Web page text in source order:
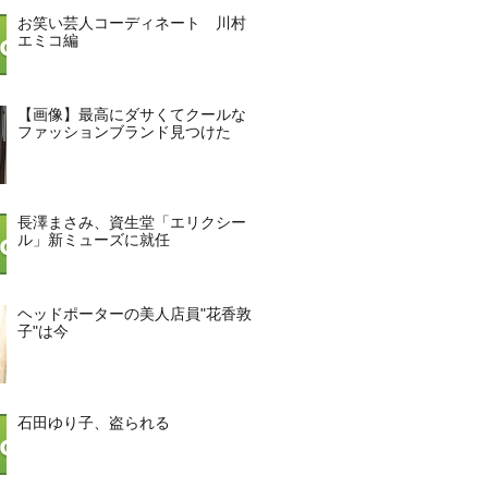
お笑い芸人コーディネート 川村
エミコ編
【画像】最高にダサくてクールな
ファッションブランド見つけた
長澤まさみ、資生堂「エリクシー
ル」新ミューズに就任
ヘッドポーターの美人店員"花香敦
子"は今
石田ゆり子、盗られる